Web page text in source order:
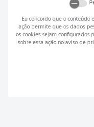
Eu concordo que o conteúdo
ação permite que os dados
os cookies sejam configurados
sobre essa ação no aviso de